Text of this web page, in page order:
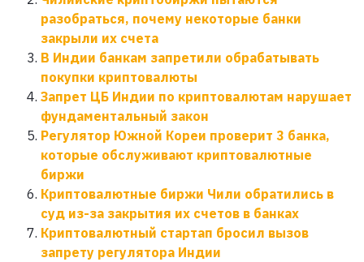
разобраться, почему некоторые банки
закрыли их счета
В Индии банкам запретили обрабатывать
покупки криптовалюты
Запрет ЦБ Индии по криптовалютам нарушает
фундаментальный закон
Регулятор Южной Кореи проверит 3 банка,
которые обслуживают криптовалютные
биржи
Криптовалютные биржи Чили обратились в
суд из-за закрытия их счетов в банках
Криптовалютный стартап бросил вызов
запрету регулятора Индии